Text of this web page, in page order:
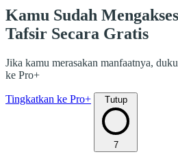
Kamu Sudah
Tafsir Secara Gratis
Jika kamu merasakan manfaatnya,
ke Pro+
Tingkatkan ke Pro+ Tutup
7